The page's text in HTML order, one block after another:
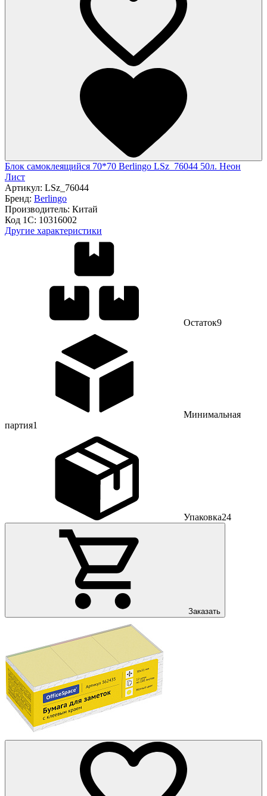
Блок самоклеящийся 70*70 Berlingo LSz_76044 50л. Неон
Лист
Артикул: LSz_76044
Бренд: Berlingo
Производитель: Китай
Код 1С: 10316002
Другие характеристики
Остаток9
Минимальная
партия1
Упаковка24
Заказать